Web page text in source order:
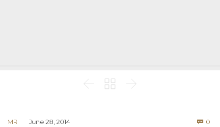
  
MR June 28, 2014  0